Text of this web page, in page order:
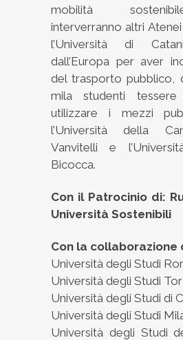
mobilità
interverranno altri
l’Università di
dall’Europa per aver
del trasporto pubblico,
mila studenti
utilizzare i mezzi
l’Università della
Vanvitelli e
Bicocca.
Con il Patrocinio di:
Università Sostenibili
Con la collaborazione
Università degli Studi
Università degli Studi
Università degli Studi di
Università degli Studi
Università degli Studi